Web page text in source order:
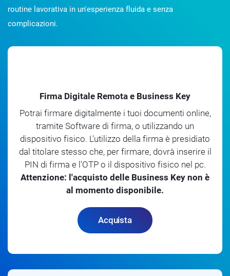
routine lavorativa in un'esperienza fluida e senza
complicazioni.
Firma Digitale Remota e Business Key
Potrai firmare digitalmente i tuoi documenti online,
tramite Software di firma, o utilizzando un
dispositivo fisico. L'utilizzo della firma è presidiato
dal titolare stesso che, per firmare, dovrà inserire il
PIN di firma e l'OTP o il dispositivo fisico nel pc.
Attenzione: l'acquisto delle Business Key non è
al momento disponibile.
Acquista